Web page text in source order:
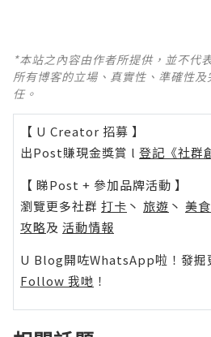
*本站之內容由作者所提供，並不代
所有博客的立場、真實性、準確性
任。
【 U Creator 招募 】
出Post賺現金獎賞 l 登記《社群
【 睇Post + 參加品牌活動 】
瀏覽更多社群 打卡 丶 旅遊 丶 美食
攻略及 活動情報
U Blog開咗WhatsApp啦！發掘
Follow 我哋 ！